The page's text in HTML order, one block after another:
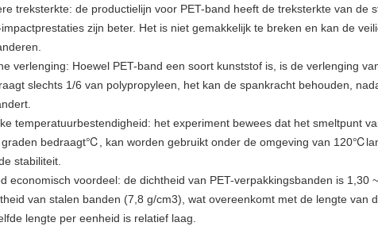
treksterkte: de productielijn voor PET-band heeft de treksterkte van de
zijn beter. Het is niet gemakkelijk te breken en kan de
verlenging: Hoewel PET-band een soort kunststof is, is de verlenging
​​slechts 1/6 van polypropyleen, het kan de spankracht behouden,
temperatuurbestendigheid: het experiment bewees dat het smeltpunt
bedraagt℃, kan worden gebruikt onder de omgeving van 120℃
stabiliteit.
economisch voordeel: de dichtheid van PET-verpakkingsbanden is 1,30
van stalen banden (7,8 g/cm3), wat overeenkomt met de lengte van
lengte per eenheid is relatief laag.